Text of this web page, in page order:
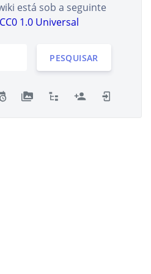
está sob a seguinte
CC0 1.0 Universal
PESQUISAR